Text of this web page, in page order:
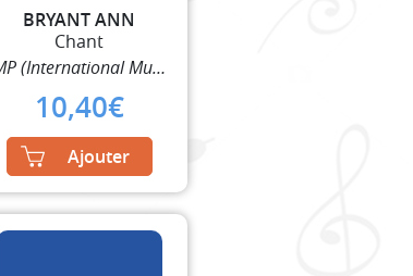
BRYANT ANN
Chant
IMP (International Music Publisher)
10,40€
Ajouter